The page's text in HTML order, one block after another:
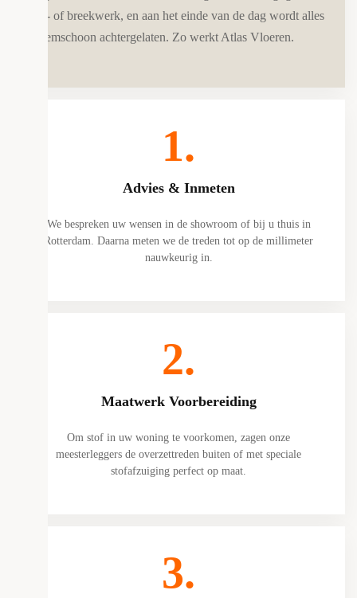
hak- of breekwerk, en aan het einde van de dag wordt alles
bezemschoon achtergelaten. Zo werkt Atlas Vloeren.
1.
Advies & Inmeten
We bespreken uw wensen in de showroom of bij u thuis in
Rotterdam. Daarna meten we de treden tot op de millimeter
nauwkeurig in.
2.
Maatwerk Voorbereiding
Om stof in uw woning te voorkomen, zagen onze
meesterleggers de overzettreden buiten of met speciale
stofafzuiging perfect op maat.
3.